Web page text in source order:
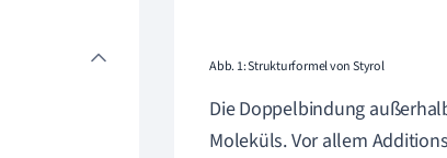
Abb. 1: Strukturformel von Styrol
Die Doppelbindung
Moleküls. Vor allem